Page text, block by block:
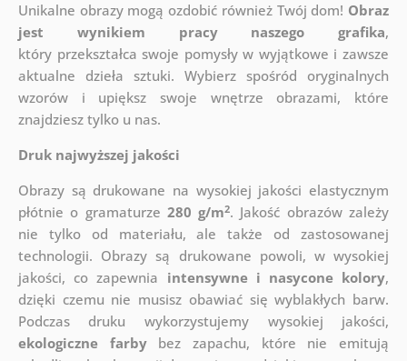
Unikalne obrazy mogą ozdobić również Twój dom! Obraz
jest wynikiem pracy naszego grafika,
który przekształca swoje pomysły w wyjątkowe i zawsze
aktualne dzieła sztuki. Wybierz spośród oryginalnych
wzorów i upiększ swoje wnętrze obrazami, które
znajdziesz tylko u nas.
Druk najwyższej jakości
Obrazy są drukowane na wysokiej jakości elastycznym
płótnie o gramaturze 280 g/m2. Jakość obrazów zależy
nie tylko od materiału, ale także od zastosowanej
technologii. Obrazy są drukowane powoli, w wysokiej
jakości, co zapewnia intensywne i nasycone kolory,
dzięki czemu nie musisz obawiać się wyblakłych barw.
Podczas druku wykorzystujemy wysokiej jakości,
ekologiczne farbybez zapachu, które nie emitują